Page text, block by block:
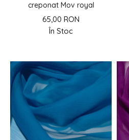
creponat Mov royal
65,00 RON
În Stoc